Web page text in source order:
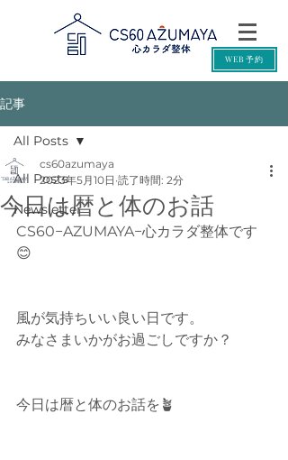
WEB予約
記事
All Posts
Newsletter
All Posts
今日は暦と体のお話
cs60azumaya
2023年5月10日 読了時間: 2分
CS60−AZUMAYA−心カラダ整体です
😊
風が気持ちいい良い日です。
みなさまいかがお過ごしですか？
今日は暦と体のお話を🪴